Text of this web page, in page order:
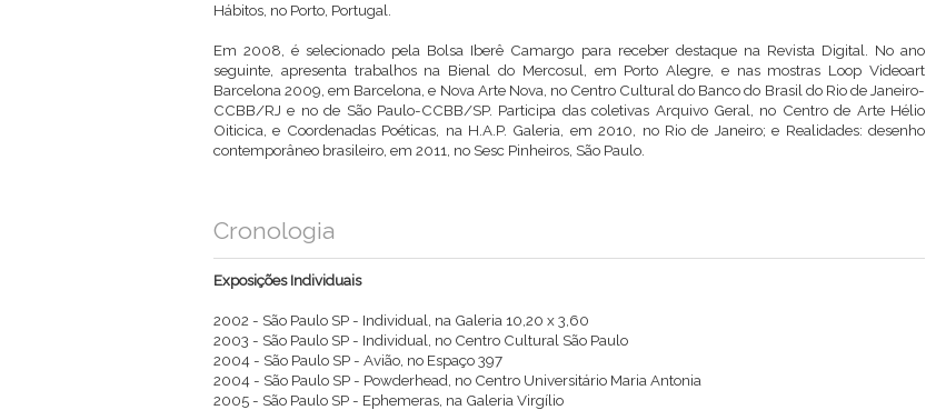
Hábitos, no Porto, Portugal.
Em 2008, é selecionado pela Bolsa Iberê Camargo para receber destaque na Revista Digital. No ano
seguinte, apresenta trabalhos na Bienal do Mercosul, em Porto Alegre, e nas mostras Loop Videoart
Barcelona 2009, em Barcelona, e Nova Arte Nova, no Centro Cultural do Banco do Brasil do Rio de Janeiro-
CCBB/RJ e no de São Paulo-CCBB/SP. Participa das coletivas Arquivo Geral, no Centro de Arte Hélio
Oiticica, e Coordenadas Poéticas, na H.A.P. Galeria, em 2010, no Rio de Janeiro; e Realidades: desenho
contemporâneo brasileiro, em 2011, no Sesc Pinheiros, São Paulo.
Cronologia
Exposições Individuais
2002 - São Paulo SP - Individual, na Galeria 10,20 x 3,60
2003 - São Paulo SP - Individual, no Centro Cultural São Paulo
2004 - São Paulo SP - Avião, no Espaço 397
2004 - São Paulo SP - Powderhead, no Centro Universitário Maria Antonia
2005 - São Paulo SP - Ephemeras, na Galeria Virgílio